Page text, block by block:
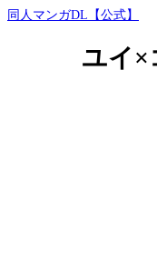
同人マンガDL【公式】
ユイ×